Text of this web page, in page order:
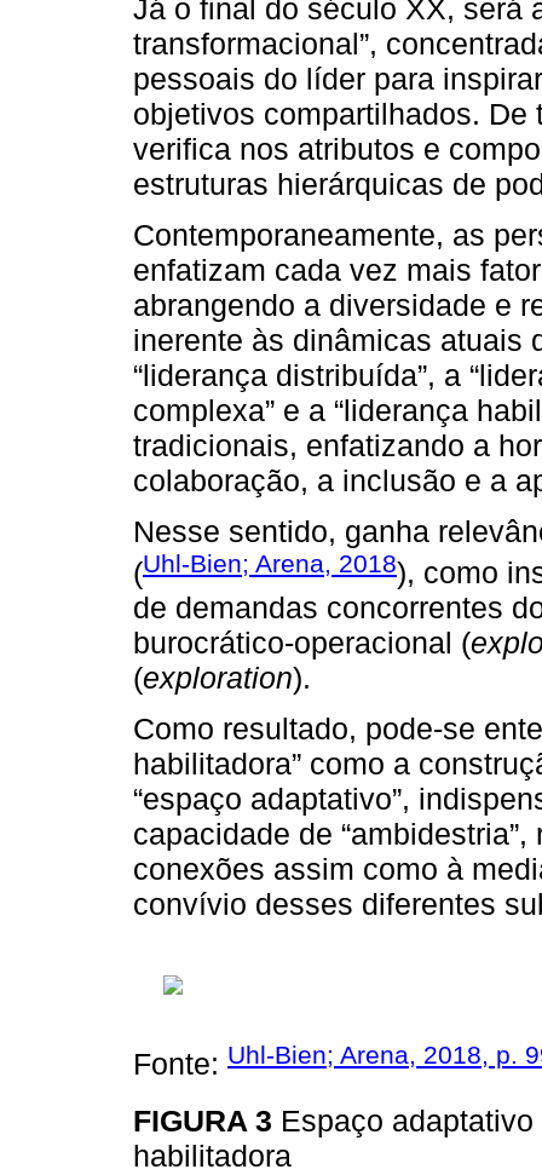
Já o final do século XX, será
transformacional”,
pessoais do líder para
objetivos compartilhados.
verifica nos atributos e
estruturas hierárquicas de
Contemporaneamente, as
enfatizam cada vez mais
abrangendo a diversidade e
inerente às dinâmicas atuais
“liderança distribuída”, a
complexa” e a “liderança
tradicionais, enfatizando a
colaboração, a inclusão e a
Nesse sentido, ganha
(Uhl-Bien; Arena, 2018), como
de demandas concorrentes
burocrático-operacional (
(exploration).
Como resultado, pode-se
habilitadora” como a
“espaço adaptativo”,
capacidade de
conexões assim como à
convívio desses diferentes
Fonte: Uhl-Bien; Arena, 2018, p.
FIGURA 3 Espaço
habilitadora